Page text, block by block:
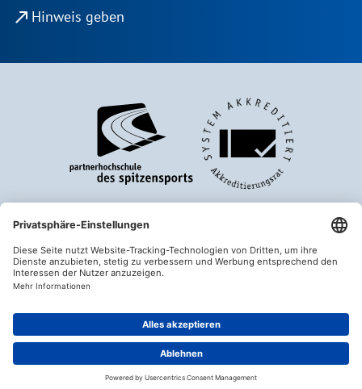
north_east Hinweis geben